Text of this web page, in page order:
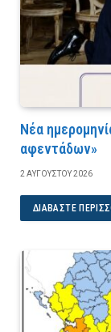
Νέα
αφεντάδων»
2 ΑΥΓΟΎΣΤΟΥ 2026
ΔΙΑΒΆΣΤΕ